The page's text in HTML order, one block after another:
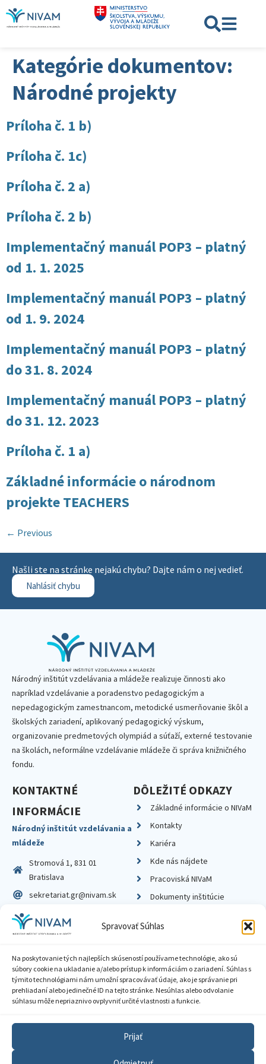
Spravovať Súhlas
Na poskytovanie tých najlepších skúseností používame technológie, ako sú
súbory cookie na ukladanie a/alebo prístup k informáciám o zariadení. Súhlas s
týmito technológiami nám umožní spracovávať údaje, ako je správanie pri
prehliadaní alebo jedinečné ID na tejto stránke. Nesúhlas alebo odvolanie
súhlasu môže nepriaznivo ovplyvniť určité vlastnosti a funkcie.
Prijať
Kategórie dokumentov:
Národné projekty
Príloha č. 1 b)
Príloha č. 1c)
Príloha č. 2 a)
Príloha č. 2 b)
Implementačný manuál POP3 – platný
od 1. 1. 2025
Implementačný manuál POP3 – platný
od 1. 9. 2024
Implementačný manuál POP3 – platný
do 31. 8. 2024
Implementačný manuál POP3 – platný
do 31. 12. 2023
Príloha č. 1 a)
Základné informácie o národnom
projekte TEACHERS
← Previous
Našli ste na stránke nejakú chybu? Dajte nám o nej vedieť.
Nahlásiť chybu
Národný inštitút vzdelávania a mládeže realizuje činnosti ako
napríklad vzdelávanie a poradenstvo pedagogickým a
nepedagogickým zamestnancom, metodické usmerňovanie škôl a
školských zariadení, aplikovaný pedagogický výskum,
organizovanie predmetových olympiád a súťaží, externé testovanie
na školách, neformálne vzdelávanie mládeže či správa knižničného
fondu.
KONTAKTNÉ
INFORMÁCIE
Národný inštitút vzdelávania a
mládeže
Stromová 1, 831 01
Bratislava
sekretariat.gr@nivam.sk
IČO: 00164348
DIČ: 2020798714
DÔLEŽITÉ ODKAZY
Základné informácie o NIVaM
Kontakty
Kariéra
Kde nás nájdete
Pracoviská NIVaM
Dokumenty inštitúcie
Zásady ochrany súkromia
Sprístupnenie informácií